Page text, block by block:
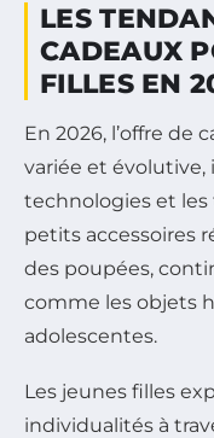
LES
CADEAUX
FILLES EN
En 2026, l’offre de
variée et évolutive,
technologies et les
petits accessoires
des poupées,
comme les objets
adolescentes.
Les jeunes filles
individualités à